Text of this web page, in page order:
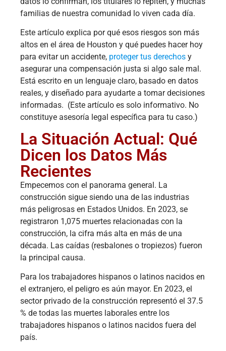
familias de nuestra comunidad lo viven cada día.
Este artículo explica por qué esos riesgos son más
altos en el área de Houston y qué puedes hacer hoy
para evitar un accidente, proteger tus derechos y
asegurar una compensación justa si algo sale mal.
Está escrito en un lenguaje claro, basado en datos
reales, y diseñado para ayudarte a tomar decisiones
informadas. (Este artículo es solo informativo. No
constituye asesoría legal específica para tu caso.)
La Situación Actual: Qué
Dicen los Datos Más
Recientes
Empecemos con el panorama general. La
construcción sigue siendo una de las industrias
más peligrosas en Estados Unidos. En 2023, se
registraron 1,075 muertes relacionadas con la
construcción, la cifra más alta en más de una
década. Las caídas (resbalones o tropiezos) fueron
la principal causa.
Para los trabajadores hispanos o latinos nacidos en
el extranjero, el peligro es aún mayor. En 2023, el
sector privado de la construcción representó el 37.5
% de todas las muertes laborales entre los
trabajadores hispanos o latinos nacidos fuera del
país.